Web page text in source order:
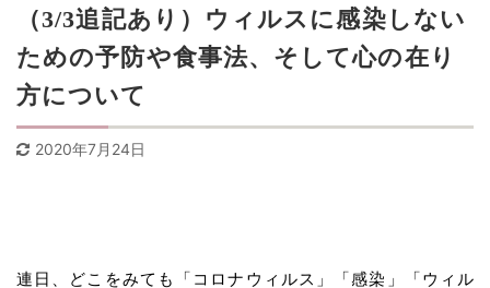
（3/3追記あり）ウィルスに感染しない
ための予防や食事法、そして心の在り
方について
2020年7月24日
連日、どこをみても「コロナウィルス」「感染」「ウィル